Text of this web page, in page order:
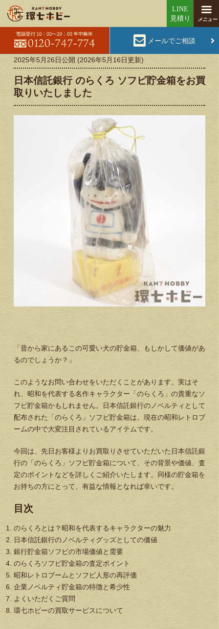
メールでご相談
2025年5月26日公開 (2026年5月16日更新)
日本信託銀行 のらくろ ソフビ貯金箱をお買
取りいたしました
「昔から家にあるこの可愛い犬の貯金箱、もしかして価値があ
るのでしょうか？」
このようなお問い合わせをいただくことがあります。実はそ
れ、昭和を代表する名作キャラクター「のらくろ」の貴重なソ
フビ貯金箱かもしれません。日本信託銀行のノベルティとして
配布された「のらくろ」ソフビ貯金箱は、現在の昭和レトロブ
ームの中で大変注目されているアイテムです。
今回は、先日お客様よりお買取りさせていただいた日本信託銀
行の「のらくろ」ソフビ貯金箱について、その背景や価値、査
定のポイントなどを詳しくご紹介いたします。同様の貯金箱を
お持ちの方にとって、有益な情報となれば幸いです。
目次
のらくろとは？昭和を代表するキャラクターの魅力
日本信託銀行のノベルティグッズとしての価値
銀行貯金箱ソフビの市場価値と需要
のらくろソフビ貯金箱の査定ポイント
昭和レトロブームとソフビ人形の再評価
企業ノベルティ貯金箱の特徴と希少性
よくいただくご質問
環七ホビーの買取サービスについて